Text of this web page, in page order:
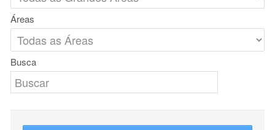
Áreas
Busca